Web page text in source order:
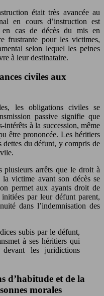
était très avancée au
en cours d’instruction est
en cas de décès du mis en
frustrante pour les victimes,
selon lequel les peines
à leur destinataire.
civiles aux
les obligations civiles se
passive signifie que
intérêts à la succession, même
être prononcée. Les héritiers
dettes du défunt, y compris de
plusieurs arrêts que le droit à
victime avant son décès se
permet aux ayants droit de
par leur défunt parent,
dans l’indemnisation des
subis par le défunt,
à ses héritiers qui
devant les juridictions
d’habitude et de la
morales